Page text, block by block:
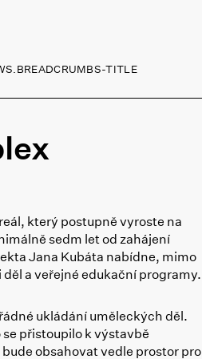
TITLE
který postupně vyroste na
sedm let od zahájení
Jana Kubáta nabídne, mimo
a veřejné edukační programy.
ukládání uměleckých děl.
přistoupilo k výstavbě
obsahovat vedle prostor pro